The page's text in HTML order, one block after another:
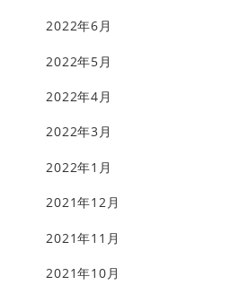
2022年6月
2022年5月
2022年4月
2022年3月
2022年1月
2021年12月
2021年11月
2021年10月